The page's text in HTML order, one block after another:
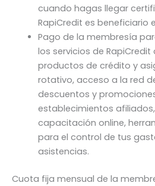
cuando hagas llegar
RapiCredit es beneficiario
Pago de la membresía
los servicios de
productos de crédito y
rotativo, acceso a la red
descuentos y
establecimientos
capacitación online,
para el control de tus
asistencias.
Cuota fija mensual de la